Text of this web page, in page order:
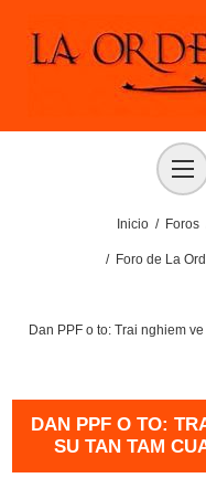
Inicio / Foros
/ Foro de La
Dan PPF o to: Trai nghiem
DAN PPF O TO:
SU TAN TAM